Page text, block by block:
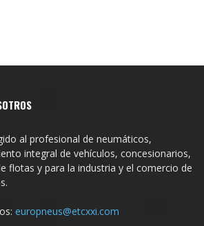
al profesional de neumáticos,
integral de vehículos, concesionarios,
flotas y para la industria y el comercio de
europneus@etcxxi.com